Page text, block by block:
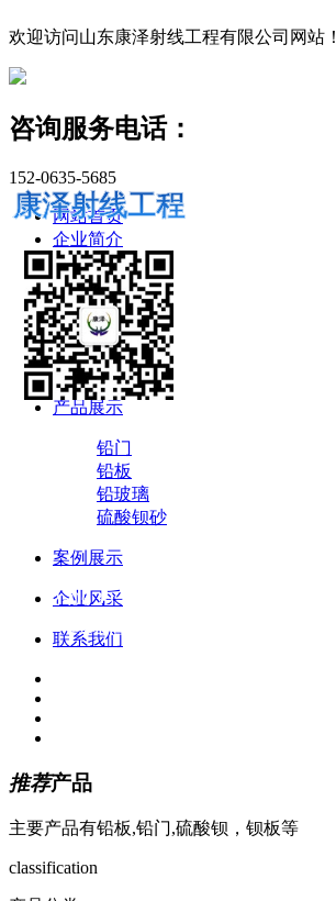
欢迎访问山东康泽射线工程有限公司网站！
咨询服务电话：
152-0635-5685
网站首页
企业简介
新闻资讯
公司新闻
专业知识
行业新闻
产品展示
铅门
铅板
铅玻璃
硫酸钡砂
案例展示
企业风采
联系我们
推荐产品
主要产品有铅板,铅门,硫酸钡，钡板等
classification
152-0635-5685
武经理
康泽射线工程